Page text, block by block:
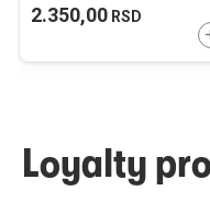
2.350,00 RSD
Loyalty